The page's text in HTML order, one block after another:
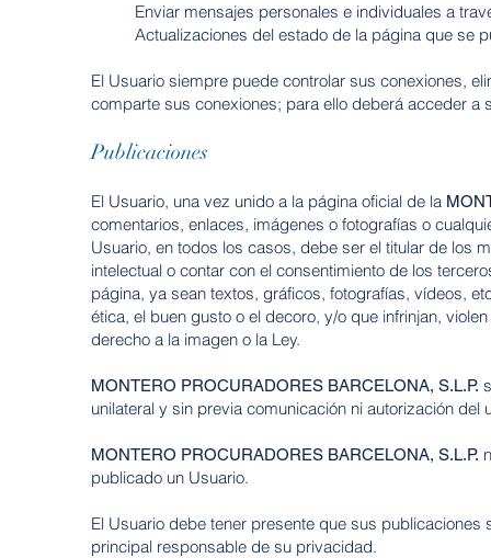
Enviar mensajes personales e individuales a
Actualizaciones del estado de la página que se
El Usuario siempre puede controlar sus conexiones,
comparte sus conexiones; para ello deberá acceder a
Publicaciones
El Usuario, una vez unido a la página oficial de la
comentarios, enlaces, imágenes o fotografías o
Usuario, en todos los casos, debe ser el titular de los
intelectual o contar con el consentimiento de los
página, ya sean textos, gráficos, fotografías, vídeos,
ética, el buen gusto o el decoro, y/o que infrinjan,
derecho a la imagen o la Ley.
MONTERO PROCURADORES BARCELONA, S.L.P.
unilateral y sin previa comunicación ni autorización del
MONTERO PROCURADORES BARCELONA, S.L.P.
publicado un Usuario.
El Usuario debe tener presente que sus
principal responsable de su privacidad.